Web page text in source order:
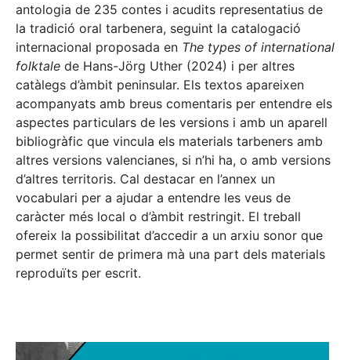
antologia de 235 contes i acudits representatius de
la tradició oral tarbenera, seguint la catalogació
internacional proposada en The types of international
folktale de Hans-Jörg Uther (2024) i per altres
catàlegs d’àmbit peninsular. Els textos apareixen
acompanyats amb breus comentaris per entendre els
aspectes particulars de les versions i amb un aparell
bibliogràfic que vincula els materials tarbeners amb
altres versions valencianes, si n’hi ha, o amb versions
d’altres territoris. Cal destacar en l’annex un
vocabulari per a ajudar a entendre les veus de
caràcter més local o d’àmbit restringit. El treball
ofereix la possibilitat d’accedir a un arxiu sonor que
permet sentir de primera mà una part dels materials
reproduïts per escrit.